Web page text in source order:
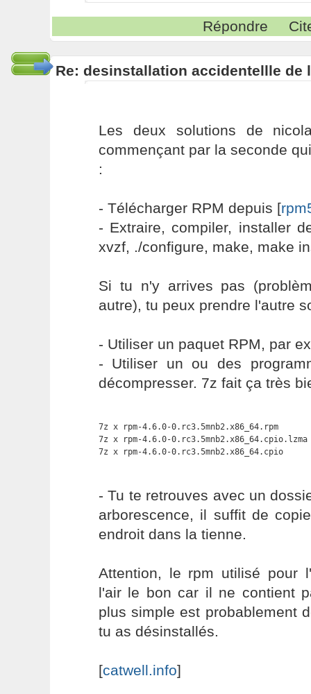
Répondre
Re: desinstallation accidentellle de
Les deux solutions de
commençant par la seconde
:
- Télécharger RPM depuis [
- Extraire, compiler, installer
xvzf, ./configure, make, make
Si tu n'y arrives pas
autre), tu peux prendre l'autre
- Utiliser un paquet RPM, par
- Utiliser un ou des
décompresser. 7z fait ça très
7z x rpm-4.6.0-0.rc3.5mnb2.x86_64.rpm
7z x rpm-4.6.0-0.rc3.5mnb2.x86_64.cpio.lzma
7z x rpm-4.6.0-0.rc3.5mnb2.x86_64.cpio
- Tu te retrouves avec un
arborescence, il suffit de
endroit dans la tienne.
Attention, le rpm utilisé pour
l'air le bon car il ne contient
plus simple est probablement
tu as désinstallés.
[catwell.info]